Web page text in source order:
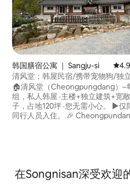
韩国膳宿公寓 ｜ Sangju-si 平
清风堂；韩屋民宿/携带宠物狗/独
家庭聚会
🏠清风堂（Cheongpungdang）–
组，私人韩屋 ·主楼+独立建筑+宽
子，占地120坪 ·您无需小心。 ▶仅
同行人员入住。 🎉 Cheongpundang 是一
人以上可使用额外的独立建筑（
元） ·如果您需要单独的空间，可
在Songnisan深受欢迎